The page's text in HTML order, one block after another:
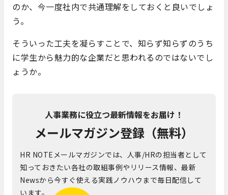
のか、今一度社内で共通理解をしておくと良いでしょ
う。
そういった工夫を凝らすことで、知らず知らずのうち
に学生から魅力的な企業だと思われるのではないでし
ょうか。
人事業務に役立つ最新情報をお届け！
メールマガジン登録（無料）
HR NOTEメールマガジンでは、人事/HRの担当者として
知っておきたい各社の取組事例やリリース情報、最新
Newsから今すぐ使える実践ノウハウまで毎日配信して
います。